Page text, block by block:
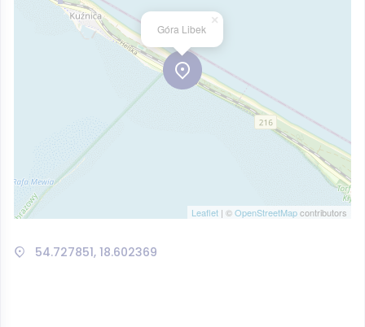
Góra Libek
×
Leaflet | ©OpenStreetMapcontributors
54.727851, 18.602369